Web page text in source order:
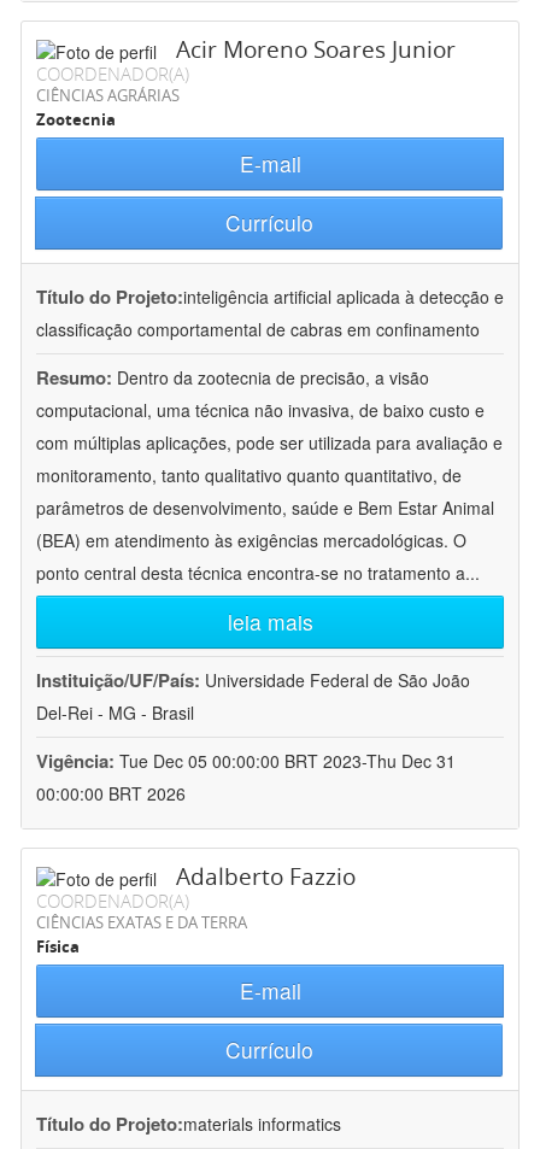
Acir Moreno Soares Junior
COORDENADOR(A)
CIÊNCIAS AGRÁRIAS
Zootecnia
E-mail
Currículo
Título do Projeto:inteligência artificial aplicada à detecção e
classificação comportamental de cabras em confinamento
Resumo: Dentro da zootecnia de precisão, a visão
computacional, uma técnica não invasiva, de baixo custo e
com múltiplas aplicações, pode ser utilizada para avaliação e
monitoramento, tanto qualitativo quanto quantitativo, de
parâmetros de desenvolvimento, saúde e Bem Estar Animal
(BEA) em atendimento às exigências mercadológicas. O
ponto central desta técnica encontra-se no tratamento a...
leia mais
Instituição/UF/País: Universidade Federal de São João
Del-Rei - MG - Brasil
Vigência: Tue Dec 05 00:00:00 BRT 2023-Thu Dec 31
00:00:00 BRT 2026
Adalberto Fazzio
COORDENADOR(A)
CIÊNCIAS EXATAS E DA TERRA
Física
E-mail
Currículo
Título do Projeto:materials informatics